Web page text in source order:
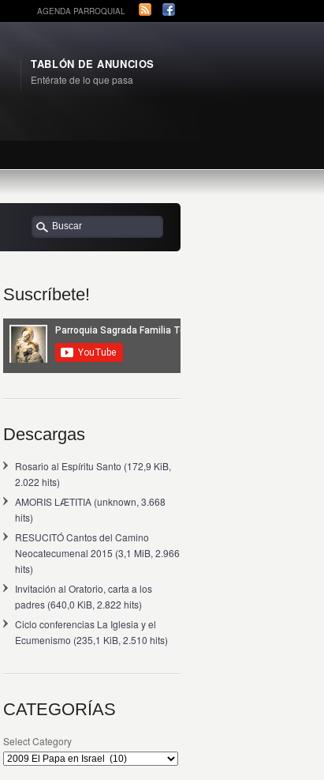
AGENDA PARROQUIAL
TABLÓN DE ANUNCIOS
Entérate de lo que pasa
Suscríbete!
Descargas
Rosario al Espíritu Santo (172,9 KiB,
2.022 hits)
AMORIS LÆTITIA (unknown, 3.668
hits)
RESUCITÓ Cantos del Camino
Neocatecumenal 2015 (3,1 MiB, 2.966
hits)
Invitación al Oratorio, carta a los
padres (640,0 KiB, 2.822 hits)
Ciclo conferencias La Iglesia y el
Ecumenismo (235,1 KiB, 2.510 hits)
CATEGORÍAS
Select Category